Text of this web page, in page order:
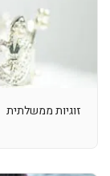
זוגיות ממשלתית